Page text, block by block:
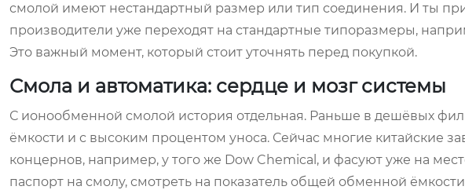
смолой имеют нестандартный размер или тип соединения. И ты
производители уже переходят на стандартные типоразмеры,
Это важный момент, который стоит уточнять перед покупкой.
Смола и автоматика: сердце и мозг системы
С ионообменной смолой история отдельная. Раньше в дешёвых
ёмкости и с высоким процентом уноса. Сейчас многие китайские
концернов, например, у того же Dow Chemical, и фасуют уже на
паспорт на смолу, смотреть на показатель общей обменной